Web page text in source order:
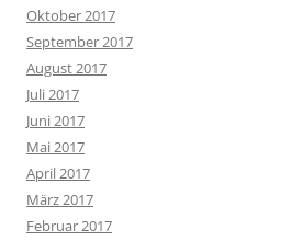
Oktober 2017
September 2017
August 2017
Juli 2017
Juni 2017
Mai 2017
April 2017
März 2017
Februar 2017